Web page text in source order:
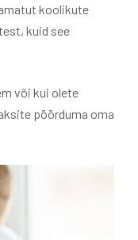
koolikute
kuid see
või kui olete
pöörduma oma